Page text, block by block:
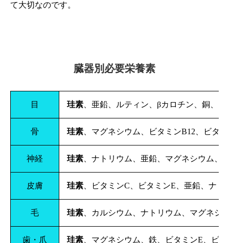
て大切なのです。
臓器別必要栄養素
目 珪素 、亜鉛、ルティン、βカロチン、銅、
骨 珪素 、マグネシウム、ビタミンB12、ビタ
神経 珪素 、ナトリウム、亜鉛、マグネシウム
皮膚 珪素 、ビタミンC、ビタミンE、亜鉛、ナ
毛 珪素 、カルシウム、ナトリウム、マグネ
歯・爪 珪素 、マグネシウム、鉄、ビタミンE、ビ